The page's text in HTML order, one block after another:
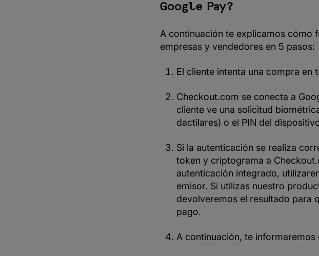
Google Pay?
A continuación te explicamos cómo
empresas y vendedores en 5 pasos:
El cliente intenta una compra en
Checkout.com se conecta a
cliente ve una solicitud
dactilares) o el PIN del
Si la autenticación se realiza
token y criptograma a
autenticación integrado,
emisor. Si utilizas nuestro
devolveremos el resultado para
pago.
A continuación, te